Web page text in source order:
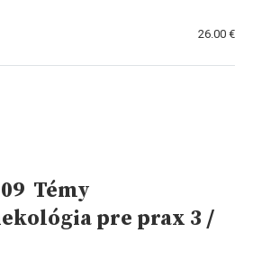
26.00 €
Témy
pre prax 3 /